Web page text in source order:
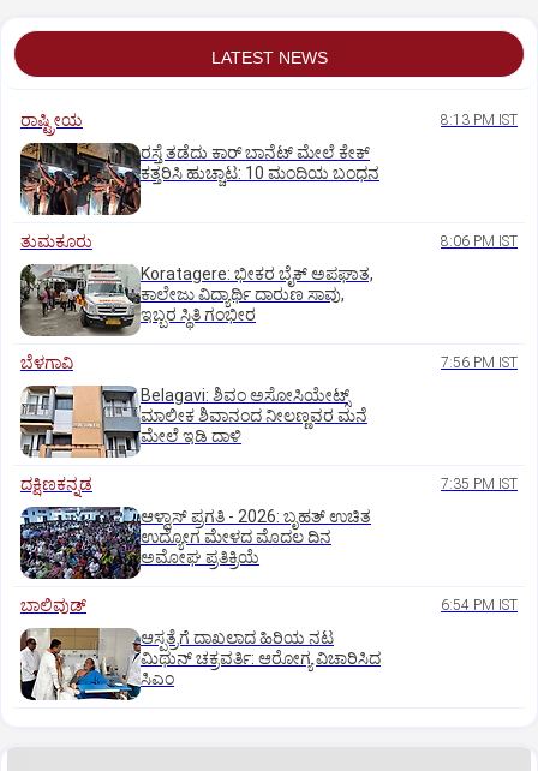
LATEST NEWS
ರಾಷ್ಟ್ರೀಯ 8:13 PM IST
ರಸ್ತೆ ತಡೆದು ಕಾರ್ ಬಾನೆಟ್ ಮೇಲೆ ಕೇಕ್
ಕತ್ತರಿಸಿ ಹುಚ್ಚಾಟ: 10 ಮಂದಿಯ ಬಂಧನ
ತುಮಕೂರು 8:06 PM IST
Koratagere: ಭೀಕರ ಬೈಕ್ ಅಪಘಾತ,
ಕಾಲೇಜು ವಿದ್ಯಾರ್ಥಿ ದಾರುಣ ಸಾವು,
ಇಬ್ಬರ ಸ್ಥಿತಿ ಗಂಭೀರ
ಬೆಳಗಾವಿ 7:56 PM IST
Belagavi: ಶಿವಂ ಅಸೋಸಿಯೇಟ್ಸ್
ಮಾಲೀಕ ಶಿವಾನಂದ ನೀಲಣ್ಣವರ ಮನೆ
ಮೇಲೆ ಇಡಿ‌ ದಾಳಿ
ದಕ್ಷಿಣಕನ್ನಡ 7:35 PM IST
ಆಳ್ವಾಸ್‌ ಪ್ರಗತಿ - 2026: ಬೃಹತ್ ಉಚಿತ
ಉದ್ಯೋಗ ಮೇಳದ ಮೊದಲ ದಿನ
ಅಮೋಘ ಪ್ರತಿಕ್ರಿಯೆ
ಬಾಲಿವುಡ್‌ 6:54 PM IST
ಆಸ್ಪತ್ರೆಗೆ ದಾಖಲಾದ ಹಿರಿಯ ನಟ
ಮಿಥುನ್ ಚಕ್ರವರ್ತಿ: ಆರೋಗ್ಯ ವಿಚಾರಿಸಿದ
ಸಿಎಂ